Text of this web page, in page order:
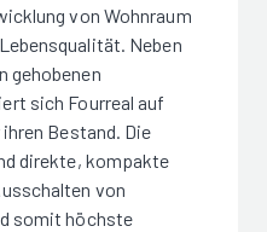
von Wohnraum
Neben
gehobenen
sich Fourreal auf
Bestand. Die
direkte, kompakte
von
somit höchste